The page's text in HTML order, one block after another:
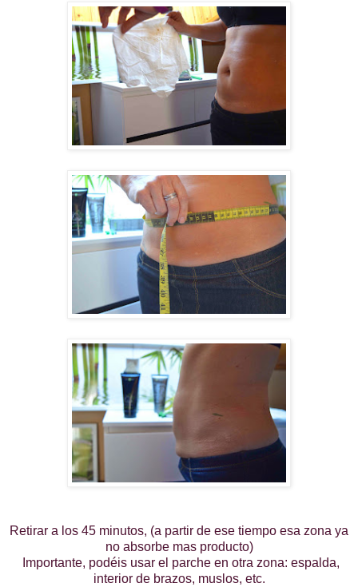
Retirar a los 45 minutos, (a partir de ese tiempo esa zona ya
no absorbe mas producto)
Importante, podéis usar el parche en otra zona: espalda,
interior de brazos, muslos, etc.